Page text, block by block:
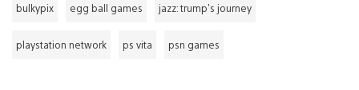
bulkypix egg ball games jazz: trump's journey
playstation network ps vita psn games